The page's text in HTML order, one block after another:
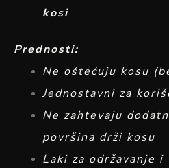
kosi
Prednosti:
Ne oštećuju kosu
Jednostavni za
Ne zahtevaju
površina drži kosu
Laki za održavanje